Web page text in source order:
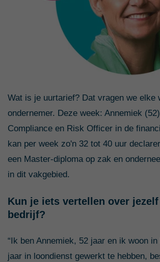
Wat is je uurtarief? Dat vragen we elke
ondernemer. Deze week: Annemiek
Compliance en Risk Officer in de
kan per week zo'n 32 tot 40 uur
een Master-diploma op zak en
in dit vakgebied.
Kun je iets vertellen over
bedrijf?
“Ik ben Annemiek, 52 jaar en ik woon
jaar in loondienst gewerkt te hebben,